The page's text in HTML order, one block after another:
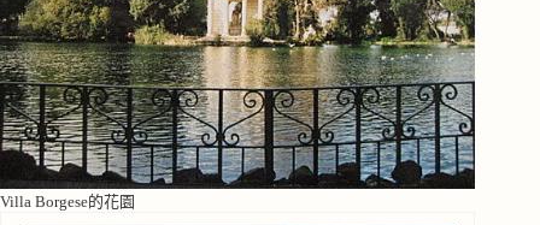
Villa Borgese的花園